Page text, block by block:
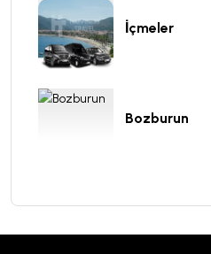
İçmeler
Bozburun